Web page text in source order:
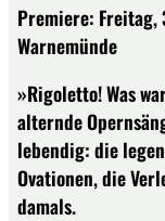
Premiere: Freitag,
Warnemünde
»Rigoletto! Was
alternde
lebendig: die
Ovationen, die
damals.